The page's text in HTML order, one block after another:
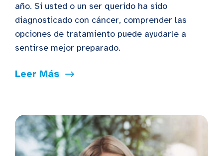
año. Si usted o un ser querido ha sido
diagnosticado con cáncer, comprender las
opciones de tratamiento puede ayudarle a
sentirse mejor preparado.
Leer Más